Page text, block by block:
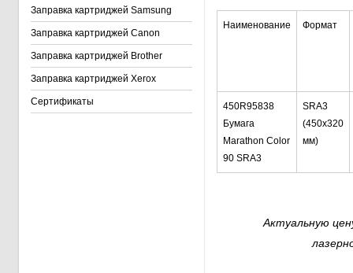
Заправка картриджей Samsung
Заправка картриджей Canon
Заправка картриджей Brother
Заправка картриджей Xerox
Сертификаты
Наименование Формат
450R95838
Бумага
Marathon Color
90 SRА3
SRA3
(450x320
мм)
Актуальную